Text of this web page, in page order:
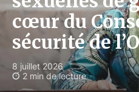
cœur du
sécurité de
8 juillet 2026
2 min de lecture